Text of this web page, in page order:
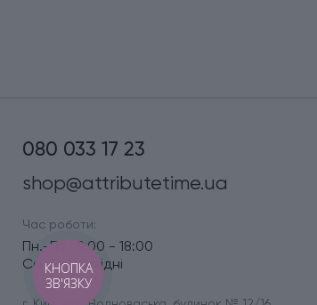
080 033 17 23
shop@attributetime.ua
Час роботи:
Пн.-Пт.: 9:00 - 18:00
Сб.-Нд.: вихідні
КНОПКА
ЗВ'ЯЗКУ